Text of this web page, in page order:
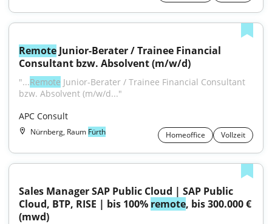
Remote Junior-Berater / Trainee Financial
Consultant bzw. Absolvent (m/w/d)
"...Remote Junior-Berater / Trainee Financial Consultant
bzw. Absolvent (m/w/d..."
APC Consult
Nürnberg, Raum Fürth Homeoffice Vollzeit
Sales Manager SAP Public Cloud | SAP Public
Cloud, BTP, RISE | bis 100% remote, bis 300.000 €
(mwd)